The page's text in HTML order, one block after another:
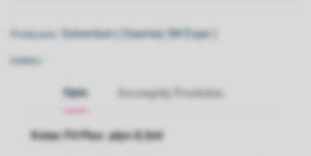
Producent: Solventum ( Dawniej 3M Espe )
Indeks::
Opis Szczegóły Produktu
Ketac Fil Plus płyn 8,3ml